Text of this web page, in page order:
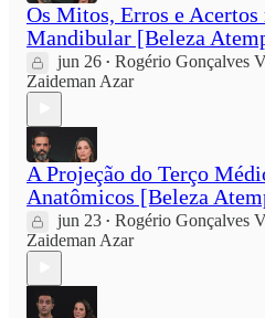
Os Mitos, Erros e Acertos
Mandibular [Beleza
jun 26 • Rogério Gonçalves
Zaideman Azar
A Projeção do Terço
Anatômicos [Beleza
jun 23 • Rogério Gonçalves
Zaideman Azar